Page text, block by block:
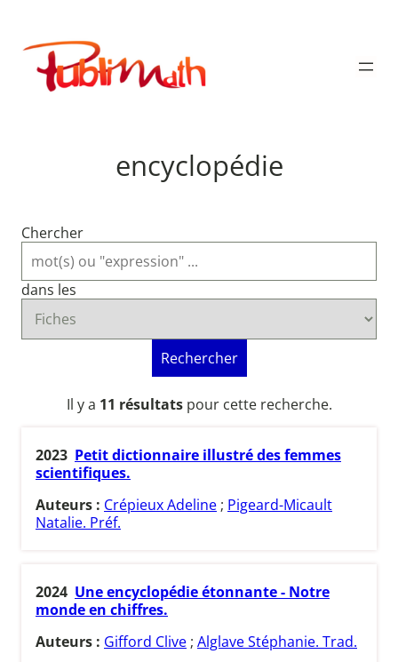
contenu
Publimath
encyclopédie
Chercher
dans les
Rechercher
Il y a 11 résultatspour cette recherche.
2023 Petit dictionnaire illustré des femmes
scientifiques.
Auteurs : Crépieux Adeline ; Pigeard-Micault
Natalie. Préf.
2024 Une encyclopédie étonnante - Notre
monde en chiffres.
Auteurs : Gifford Clive ; Alglave Stéphanie. Trad.